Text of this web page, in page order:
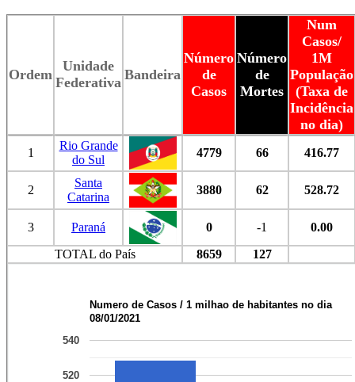
Ordem
Unidade
Federativa Bandeira
Número
de
Casos
Número
de
Mortes
Num
Casos/
1M
População
(Taxa de
Incidência
no dia)
1
Rio Grande
do Sul
4779 66 416.77
2
Santa
Catarina
3880 62 528.72
3 Paraná 0 -1
0.00
TOTAL do País
8659 127
Numero de Casos / 1 milhao de habitantes no dia
08/01/2021
520
540